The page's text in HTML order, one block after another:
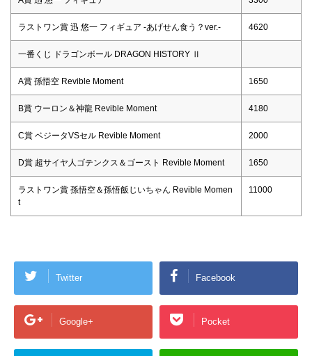
ラストワン賞 迅 悠一 フィギュア -あげせん食う？ver.- 4620
一番くじ ドラゴンボール DRAGON HISTORY Ⅱ
A賞 孫悟空 Revible Moment 1650
B賞 ウーロン＆神龍 Revible Moment 4180
C賞 ベジータVSセル Revible Moment 2000
D賞 超サイヤ人ゴテンクス＆ゴースト Revible Moment 1650
ラストワン賞 孫悟空＆孫悟飯じいちゃん Revible Momen
t
11000
Twitter Facebook
Google+ Pocket